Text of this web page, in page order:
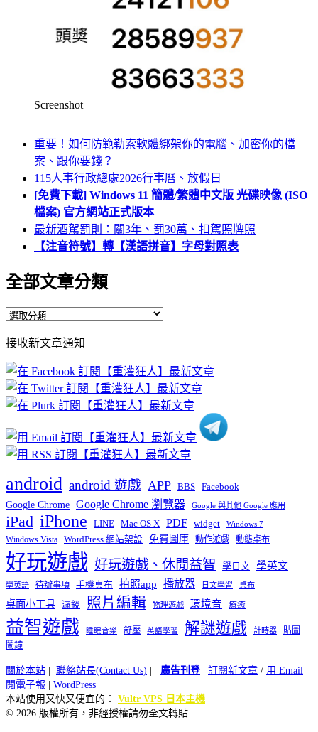
Screenshot
重要！如何防範勒索軟體綁架你的電腦、加密你的檔
案、跟你要錢？
115人事行政總處2026行事曆、放假日
[免費下載] Windows 11 簡體/繁體中文版 光碟映像 (ISO
檔案) 官方網站正式版本
最新酒駕罰則：關3年、罰30萬、扣駕照牌照
【注音符號】轉【漢語拼音】字母對照表
全部文章分類
全
文
章
分
類
接收新文章通知
android android 遊戲 APP BBS Facebook
Google Chrome Google Chrome 瀏覽器 Google 與其他 Google 應用
iPad iPhone LINE Mac OS X PDF widget Windows 7
Windows Vista WordPress 網站架設 免費圖庫 動作遊戲 動態桌布
好玩遊戲 好玩遊戲、休閒益智 學日文 學英文
學英語 待辦事項 手機桌布 拍照app 播放器 日文學習 桌布
桌面小工具 濾鏡 照片編輯 物理遊戲 環境音 療癒
益智遊戲 睡眠音樂 舒壓 英語學習 解謎遊戲 計時器
貼圖
鬧鐘
關於本站 聯絡站長(Contact Us) 廣告刊登| 訂閱新文章 / 用 Email
閱電子報
WordPress
本站使用又快又便宜的： Vultr VPS 日本主機
© 2026 版權所有，非經授權請勿全文轉貼